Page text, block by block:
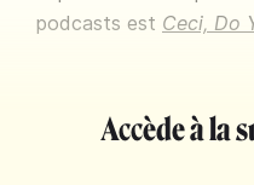
podcasts est Ceci, Do
Accède à la